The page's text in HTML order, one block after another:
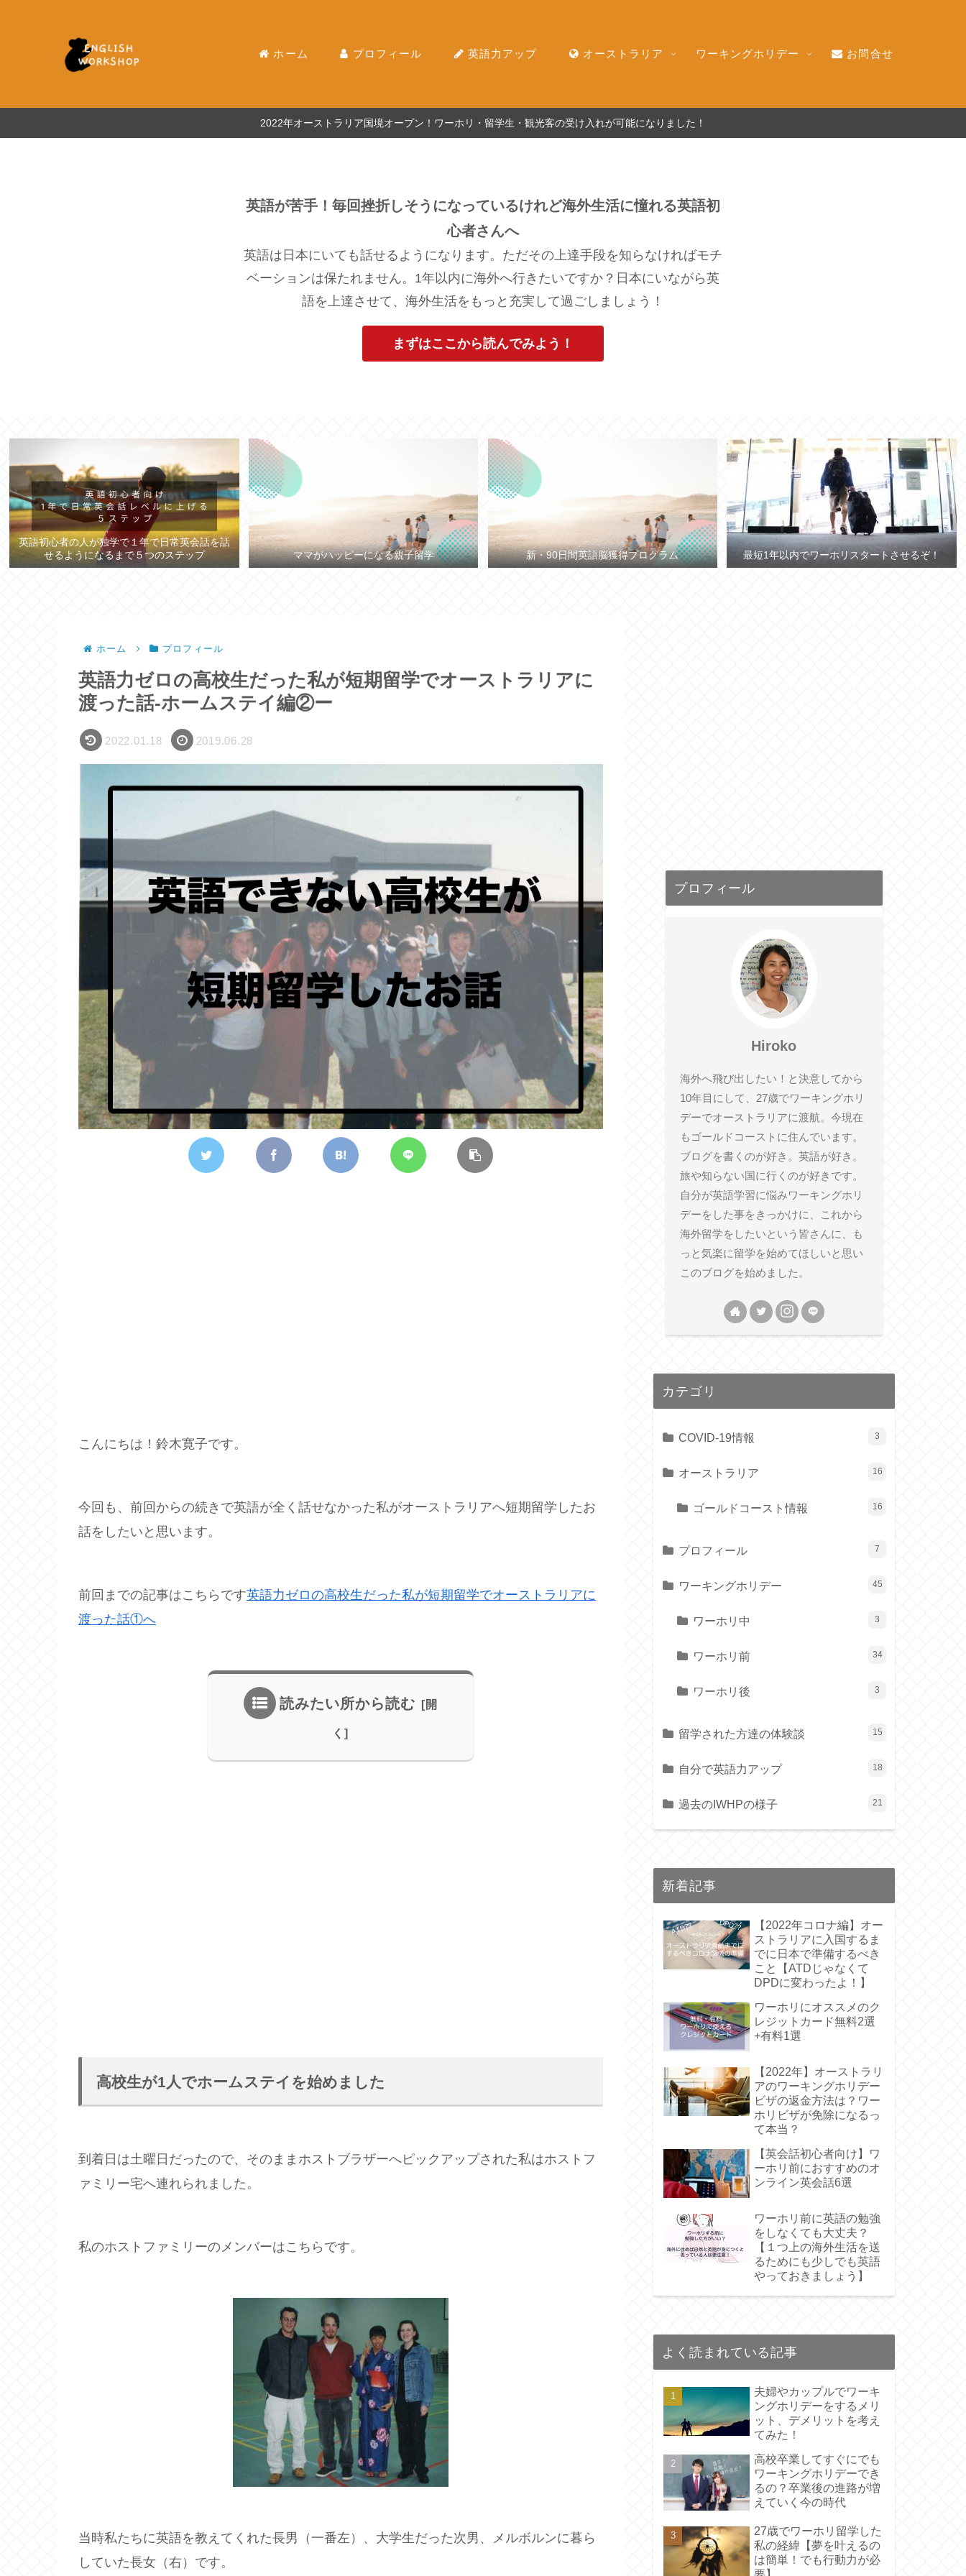
ホーム プロフィール 英語力アップ オーストラリア ワーキングホリデー お問合せ
2022年オーストラリア国境オープン！ワーホリ・留学生・観光客の受け入れが可能になりました！
英語が苦手！毎回挫折しそうになっているけれど海外生活に憧れる英語初
心者さんへ
英語は日本にいても話せるようになります。ただその上達手段を知らなければモチ
ベーションは保たれません。1年以内に海外へ行きたいですか？日本にいながら英
語を上達させて、海外生活をもっと充実して過ごしましょう！
まずはここから読んでみよう！
英語初心者の人が独学で１年で日常英会話を話
せるようになるまで５つのステップ
ママがハッピーになる親子留学 新・90日間英語脳獲得プログラム 最短1年以内でワーホリスタートさせるぞ！
ホーム プロフィール
英語力ゼロの高校生だった私が短期留学でオーストラリアに
渡った話-ホームステイ編②ー
2022.01.18 2019.06.28
こんにちは！鈴木寛子です。
今回も、前回からの続きで英語が全く話せなかった私がオーストラリアへ短期留学したお
話をしたいと思います。
前回までの記事はこちらです英語力ゼロの高校生だった私が短期留学でオーストラリアに
渡った話①へ
読みたい所から読む
高校生が1人でホームステイを始めました
到着日は土曜日だったので、そのままホストブラザーへピックアップされた私はホストフ
ァミリー宅へ連れられました。
私のホストファミリーのメンバーはこちらです。
当時私たちに英語を教えてくれた長男（一番左）、大学生だった次男、メルボルンに暮ら
していた長女（右）です。
プロフィール
Hiroko
海外へ飛び出したい！と決意してから
10年目にして、27歳でワーキングホリ
デーでオーストラリアに渡航。今現在
もゴールドコーストに住んでいます。
ブログを書くのが好き。英語が好き。
旅や知らない国に行くのが好きです。
自分が英語学習に悩みワーキングホリ
デーをした事をきっかけに、これから
海外留学をしたいという皆さんに、も
っと気楽に留学を始めてほしいと思い
このブログを始めました。
カテゴリ
COVID-19情報 3
オーストラリア 16
ゴールドコースト情報 16
プロフィール 7
ワーキングホリデー 45
ワーホリ中 3
ワーホリ前 34
ワーホリ後 3
留学された方達の体験談 15
自分で英語力アップ 18
過去のIWHPの様子 21
新着記事
【2022年コロナ編】オー
ストラリアに入国するま
でに日本で準備するべき
こと【ATDじゃなくて
DPDに変わったよ！】
ワーホリにオススメのク
レジットカード無料2選
+有料1選
【2022年】オーストラリ
アのワーキングホリデー
ビザの返金方法は？ワー
ホリビザが免除になるっ
て本当？
【英会話初心者向け】ワ
ーホリ前におすすめのオ
ンライン英会話6選
ワーホリ前に英語の勉強
をしなくても大丈夫？
【１つ上の海外生活を送
るためにも少しでも英語
やっておきましょう】
よく読まれている記事
夫婦やカップルでワーキ
ングホリデーをするメリ
ット、デメリットを考え
てみた！
高校卒業してすぐにでも
ワーキングホリデーでき
るの？卒業後の進路が増
えていく今の時代
27歳でワーホリ留学した
私の経緯【夢を叶えるの
は簡単！でも行動力が必